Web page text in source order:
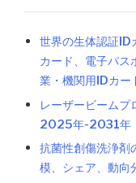
世界の生体認証
カード、電子パス
業・機関用IDカー
レーザービームプ
2025年-2031年
抗菌性創傷洗浄
模、シェア、動向